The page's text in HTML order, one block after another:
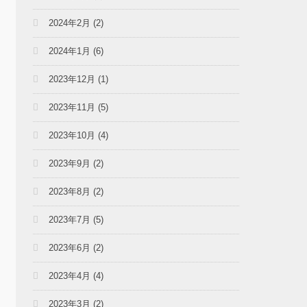
2024年2月 (2)
2024年1月 (6)
2023年12月 (1)
2023年11月 (5)
2023年10月 (4)
2023年9月 (2)
2023年8月 (2)
2023年7月 (5)
2023年6月 (2)
2023年4月 (4)
2023年3月 (2)